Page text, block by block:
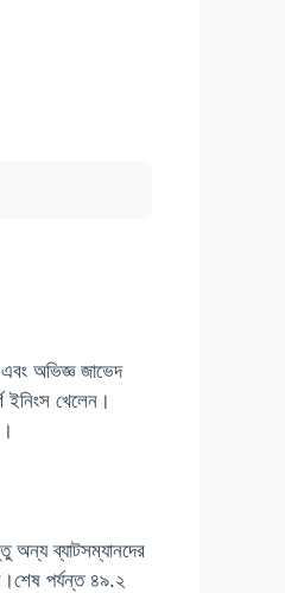
অভিজ্ঞ জাভেদ
খেলেন।
অন্য ব্যাটসম্যানদের
পর্যন্ত ৪৯.২